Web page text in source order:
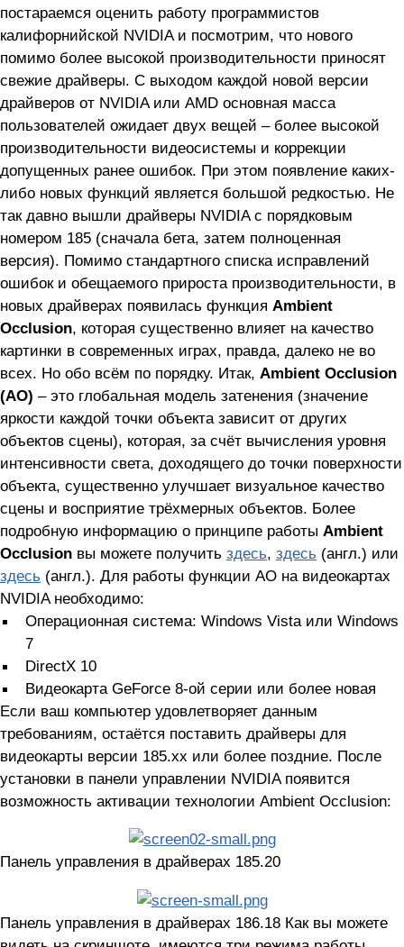
постараемся оценить работу программистов
калифорнийской NVIDIA и посмотрим, что нового
помимо более высокой производительности приносят
свежие драйверы. С выходом каждой новой версии
драйверов от NVIDIA или AMD основная масса
пользователей ожидает двух вещей – более высокой
производительности видеосистемы и коррекции
допущенных ранее ошибок. При этом появление каких-
либо новых функций является большой редкостью. Не
так давно вышли драйверы NVIDIA с порядковым
номером 185 (сначала бета, затем полноценная
версия). Помимо стандартного списка исправлений
ошибок и обещаемого прироста производительности, в
новых драйверах появилась функция Ambient
Occlusion, которая существенно влияет на качество
картинки в современных играх, правда, далеко не во
всех. Но обо всём по порядку. Итак, Ambient Occlusion
(AO) – это глобальная модель затенения (значение
яркости каждой точки объекта зависит от других
объектов сцены), которая, за счёт вычисления уровня
интенсивности света, доходящего до точки поверхности
объекта, существенно улучшает визуальное качество
сцены и восприятие трёхмерных объектов. Более
подробную информацию о принципе работы Ambient
Occlusion вы можете получить здесь, здесь (англ.) или
здесь (англ.). Для работы функции AO на видеокартах
NVIDIA необходимо:
Операционная система: Windows Vista или Windows
7
DirectX 10
Видеокарта GeForce 8-ой серии или более новая
Если ваш компьютер удовлетворяет данным
требованиям, остаётся поставить драйверы для
видеокарты версии 185.xx или более поздние. После
установки в панели управлении NVIDIA появится
возможность активации технологии Ambient Occlusion:
Панель управления в драйверах 185.20
Панель управления в драйверах 186.18 Как вы можете